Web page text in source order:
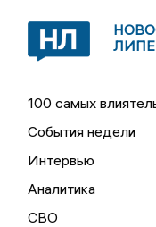
100 самых
События недели
Интервью
Аналитика
СВО